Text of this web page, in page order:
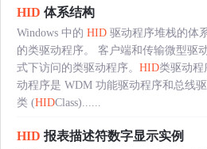
HID 体系结构
Windows 中的 HID 驱动程序堆栈的体
的类驱动程序。 客户端和传输微型驱
式下访问的类驱动程序。 HID类驱动程
动程序是 WDM 功能驱动程序和总线
类 (HIDClass)......
HID 报表描述符数字显示实例